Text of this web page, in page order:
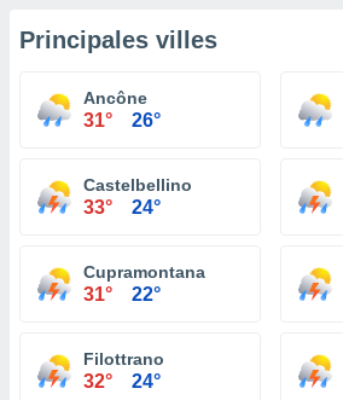
Principales villes
Ancône
31° 26°
Castelbellino
33° 24°
Cupramontana
31° 22°
Filottrano
32° 24°